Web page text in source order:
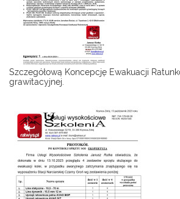
Szczegółową Koncepcję Ewakuacji
grawitacyjnej.